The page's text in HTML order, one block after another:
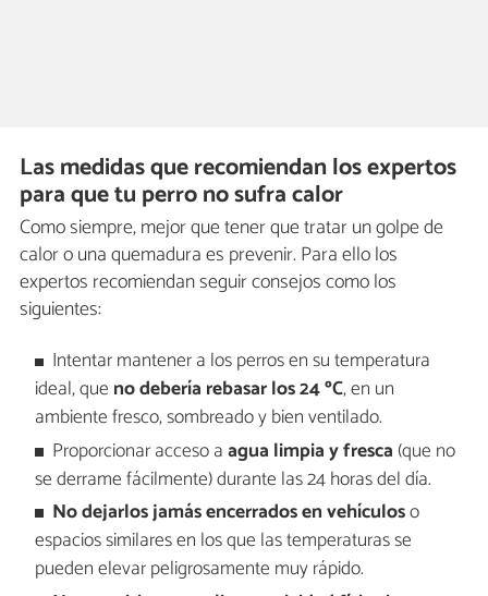
Las medidas que recomiendan los expertos
para que tu perro no sufra calor
Como siempre, mejor que tener que tratar un golpe de
calor o una quemadura es prevenir. Para ello los
expertos recomiendan seguir consejos como los
siguientes:
Intentar mantener a los perros en su temperatura
ideal, que no debería rebasar los 24 ºC, en un
ambiente fresco, sombreado y bien ventilado.
Proporcionar acceso aagua limpia y fresca (que no
se derrame fácilmente) durante las 24 horas del día.
No dejarlos jamás encerrados en vehículoso
espacios similares en los que las temperaturas se
pueden elevar peligrosamente muy rápido.